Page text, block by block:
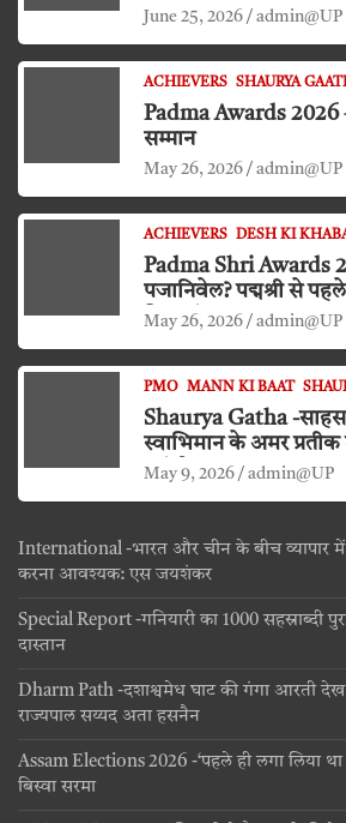
June 25, 2026 admin@UP
ACHIEVERS SHAURYA
Padma Awards 2026
सम्मान
May 26, 2026 admin@UP
ACHIEVERS DESH KI
Padma Shri Awards
पजानिवेल? पद्मश्री से
किया दंडवत प्रणाम
May 26, 2026 admin@UP
PMO MANN KI BAAT
Shaurya Gatha -
स्वाभिमान के अमर प्रतीक
जयंती
May 9, 2026 admin@UP
International -भारत और चीन के बीच व्यापार
करना आवश्यक: एस जयशंकर
Special Report -गनियारी का 1000 सहस्राब्दी
दास्तान
Dharm Path -दशाश्वमेध घाट की गंगा आरती
राज्यपाल सय्यद अता हसनैन
Assam Elections 2026 -‘पहले ही लगा लिया
बिस्वा सरमा